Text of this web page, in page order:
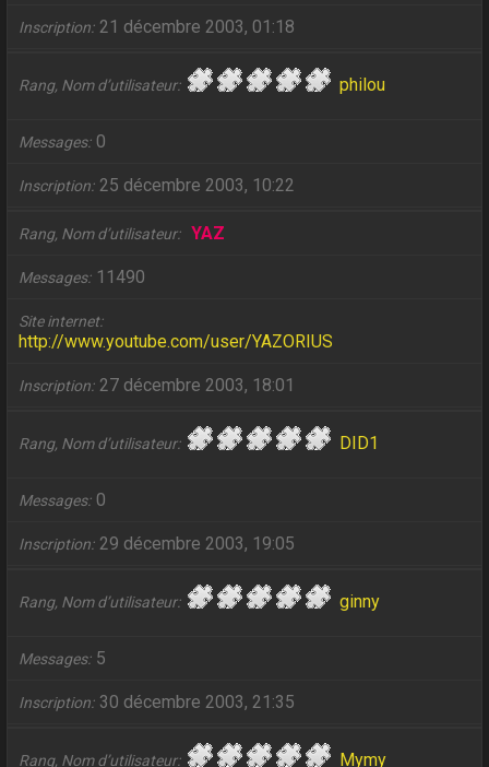
Inscription 21 décembre 2003, 01:18
Rang, Nom d’utilisateur philou
Messages 0
Inscription 25 décembre 2003, 10:22
Rang, Nom d’utilisateur YAZ
Messages 11490
Site internet
http://www.youtube.com/user/YAZORIUS
Inscription 27 décembre 2003, 18:01
Rang, Nom d’utilisateur DID1
Messages 0
Inscription 29 décembre 2003, 19:05
Rang, Nom d’utilisateur ginny
Messages 5
Inscription 30 décembre 2003, 21:35
Rang, Nom d’utilisateur Mymy